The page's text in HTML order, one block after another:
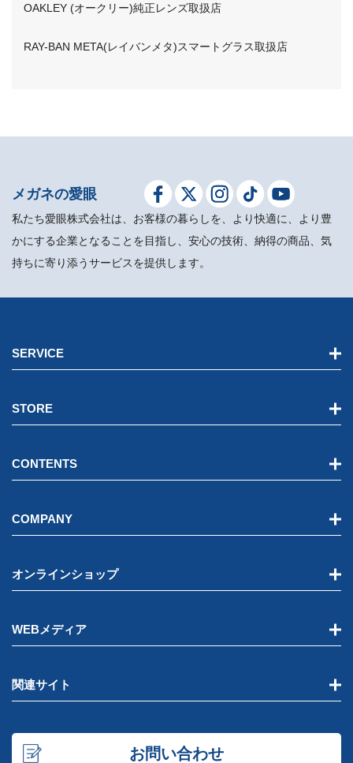
OAKLEY (オークリー)純正レンズ取扱店
RAY-BAN META(レイバンメタ)スマートグラス取扱店
メガネの愛眼
私たち愛眼株式会社は、お客様の暮らしを、より快適に、より豊
かにする企業となることを目指し、安心の技術、納得の商品、気
持ちに寄り添うサービスを提供します。
SERVICE
STORE
CONTENTS
COMPANY
オンラインショップ
WEBメディア
関連サイト
お問い合わせ